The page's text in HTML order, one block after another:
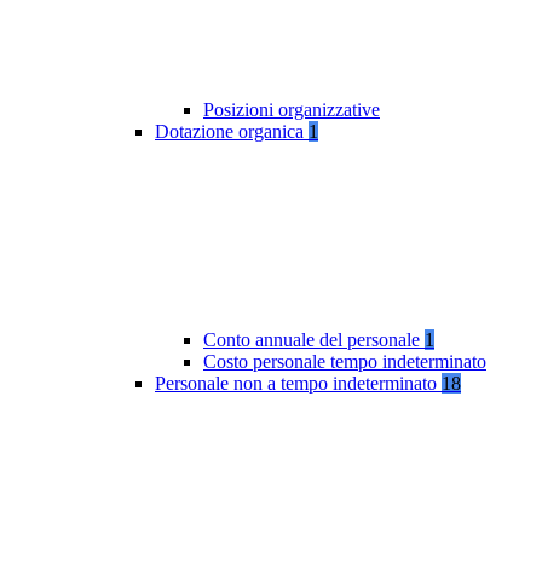
Posizioni organizzative
Dotazione organica 1
Conto annuale del personale 1
Costo personale tempo indeterminato
Personale non a tempo indeterminato 18